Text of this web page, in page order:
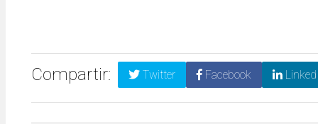
Compartir: Twitter Facebook